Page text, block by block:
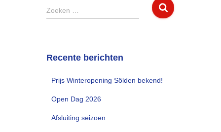
Z
o
n
Zoeken …
Recente berichten
Prijs Winteropening Sölden bekend!
Open Dag 2026
Afsluiting seizoen